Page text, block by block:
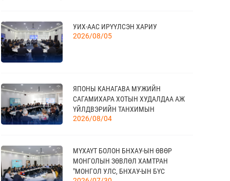
21
10 сар
TEX+ VISION KOREA
04
11 сар
“BAZAAR BERLIN 2026” ОЛОН УЛСЫН
ҮЗЭСГЭЛЭН
23
11 сар
CANADIAN WESTERN AGRIBITION ХӨДӨӨ
АЖ АХУЙН САЛБАРЫН ҮЗЭСГЭЛЭН
УИХ-ААС ИРҮҮЛСЭН ХАРИУ
2026/08/05
ЯПОНЫ КАНАГАВА МУЖИЙН
САГАМИХАРА ХОТЫН ХУДАЛДАА АЖ
ҮЙЛДВЭРИЙН ТАНХИМЫН
ТӨЛӨӨЛӨГЧИД МОНГОЛЫН
2026/08/04
МҮХАҮТ БОЛОН БНХАУ-ЫН ӨВӨР
МОНГОЛЫН ЗӨВЛӨЛ ХАМТРАН
"МОНГОЛ УЛС, БНХАУ-ЫН БҮС